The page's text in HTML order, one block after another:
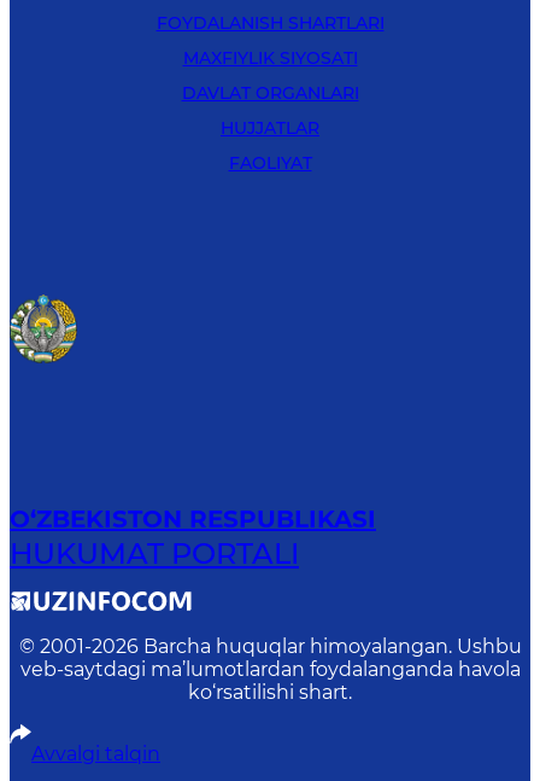
FOYDALANISH SHARTLARI
MAXFIYLIK SIYOSATI
DAVLAT ORGANLARI
HUJJATLAR
FAOLIYAT
O‘ZBEKISTON RESPUBLIKASI
HUKUMAT PORTALI
© 2001-2026 Barcha huquqlar himoyalangan. Ushbu
veb-saytdagi ma’lumotlardan foydalanganda havola
ko‘rsatilishi shart.
Avvalgi talqin